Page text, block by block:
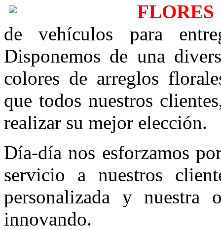
de vehículos para
Disponemos de una
colores de arreglos
que todos nuestros
realizar su mejor elección.
Día-día nos esforzamos
servicio a nuestros
personalizada y nuestra
innovando.